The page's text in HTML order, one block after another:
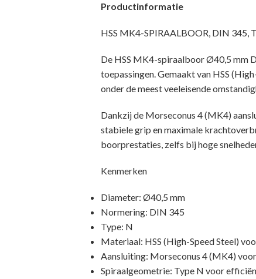
Productinformatie
HSS MK4-SPIRAALBOOR, DIN 345,
De HSS MK4-spiraalboor Ø40,5 mm
toepassingen. Gemaakt van HSS
onder de meest veeleisende
Dankzij de Morseconus 4 (MK4)
stabiele grip en maximale
boorprestaties, zelfs bij hoge
Kenmerken
Diameter: Ø40,5 mm
Normering: DIN 345
Type: N
Materiaal: HSS (High-Speed Steel)
Aansluiting: Morseconus 4 (MK4)
Spiraalgeometrie: Type N voor